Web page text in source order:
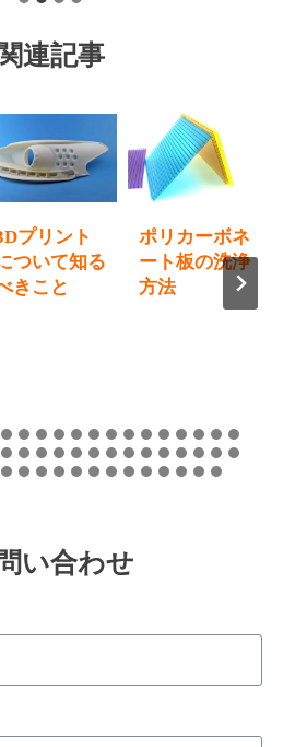
関連記事
プリント
ついて知る
きこと
ポリカーボネ
ート板の洗浄
方法
い合わせ